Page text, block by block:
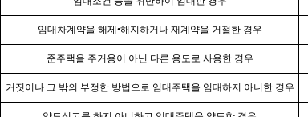
임대차계약을 해제•해지하거나 재계약을 거절한 경우
준주택을 주거용이 아닌 다른 용도로 사용한 경우
거짓이나 그 밖의 부정한 방법으로 임대주택을 임대하지 아니한 경우